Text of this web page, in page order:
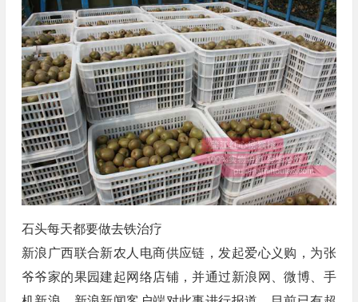
石头每天都要做去铁治疗
新浪广西联合新农人电商供应链，发起爱心义购，为张
爷爷家的果园建起网络店铺，并通过新浪网、微博、手